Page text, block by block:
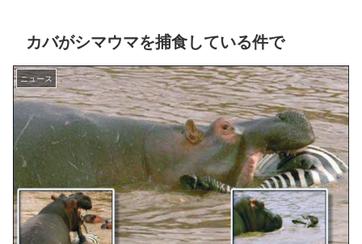
カバがシマウマを捕食している件で
ニュース